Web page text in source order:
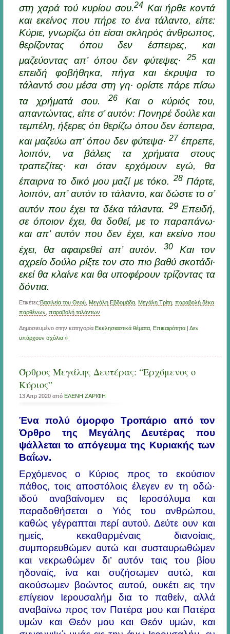
στη χαρά τού κυρίου σου.24Kαι ήρθε κοντά
και εκείνος που πήρε το ένα τάλαντο, είπε:
Kύριε, γνωρίζω ότι είσαι σκληρός άνθρωπος,
θερίζοντας όπου δεν έσπειρες, και
μαζεύοντας απ’ όπου δεν φύτεψες·25
και
επειδή φοβήθηκα, πήγα και έκρυψα το
τάλαντό σου μέσα στη γη· ορίστε πάρε πίσω
τα χρήματά σου.
26 Kαι ο κύριός του,
απαντώντας, είπε σ’ αυτόν: Πονηρέ δούλε και
τεμπέλη, ήξερες ότι θερίζω όπου δεν έσπειρα,
και μαζεύω απ’ όπου δεν φύτεψα· 27 έπρεπε,
λοιπόν, να βάλεις τα χρήματα στους
τραπεζίτες· και όταν ερχόμουν εγώ, θα
έπαιρνα το δικό μου μαζί με τόκο. 28 Πάρτε,
λοιπόν, απ’ αυτόν το τάλαντο, και δώστε το σ’
αυτόν που έχει τα δέκα τάλαντα.
29 Eπειδή,
σε όποιον έχει, θα δοθεί, με το παραπάνω·
και απ’ αυτόν που δεν έχει, και εκείνο που
έχει, θα αφαιρεθεί απ’ αυτόν.30 Kαι τον
αχρείο δούλο ρίξτε τον στο πιο βαθύ σκοτάδι·
εκεί θα κλαίνε και θα υποφέρουν τρίζοντας τα
δόντια.
Ετικέτες:Βασιλεία του Θεού, Μεγἀλη Εβδομάδα, Μεγάλη Τρίτη, παραβολή δέκα
παρθένων παραβολή ταλάντων
Δημοσιευμένο στην κατηγορία Εκκλησιαστικά θέματα, Επικαιρότητα| Δεν
υπάρχουν σχόλια »
Όρθρος Μεγάλης Δευτέρας: “Ερχόμενος ο
Κύριος”
13 Απρ 2020 από ΕΛΕΝΗ ΖΑΡΙΦΗ
Ένα πολύ όμορφο Τροπάριο από τον
Όρθρο της Μεγάλης Δευτέρας που
ψάλλεται το απόγευμα της Κυριακής των
Βαΐων.
Ερχόμενος ο Κύριος προς το εκούσιον
πάθος, τοις αποστόλοις έλεγεν εν τη οδώ·
ιδού αναβαίνομεν εις Ιεροσόλυμα και
παραδοθήσεται ο Υιός του ανθρώπου,
καθώς γέγραπται περί αυτού. Δεύτε ουν και
ημείς, κεκαθαρμέναις διανοίαις,
συμπορευθώμεν αυτώ και συσταυρωθώμεν
και νεκρωθώμεν δι’ αυτόν ταις του βίου
ηδοναίς, ίνα και συζήσωμεν αυτώ, και
ακούσωμεν βοώντος αυτού, ουκέτι εις την
επίγειον Ιερουσαλήμ δια το παθείν, αλλά
αναβαίνω προς τον Πατέρα μου και Πατέρα
υμών και Θεόν μου και Θεόν υμών, και